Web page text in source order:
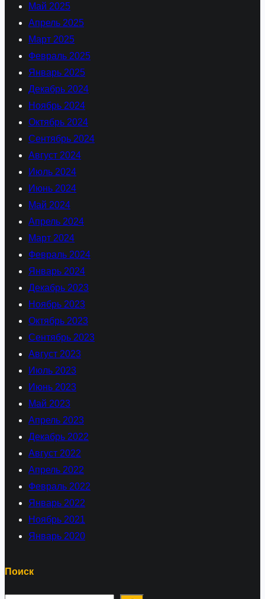
Май 2025
Апрель 2025
Март 2025
Февраль 2025
Январь 2025
Декабрь 2024
Ноябрь 2024
Октябрь 2024
Сентябрь 2024
Август 2024
Июль 2024
Июнь 2024
Май 2024
Апрель 2024
Март 2024
Февраль 2024
Январь 2024
Декабрь 2023
Ноябрь 2023
Октябрь 2023
Сентябрь 2023
Август 2023
Июль 2023
Июнь 2023
Май 2023
Апрель 2023
Декабрь 2022
Август 2022
Апрель 2022
Февраль 2022
Январь 2022
Ноябрь 2021
Январь 2020
Поиск